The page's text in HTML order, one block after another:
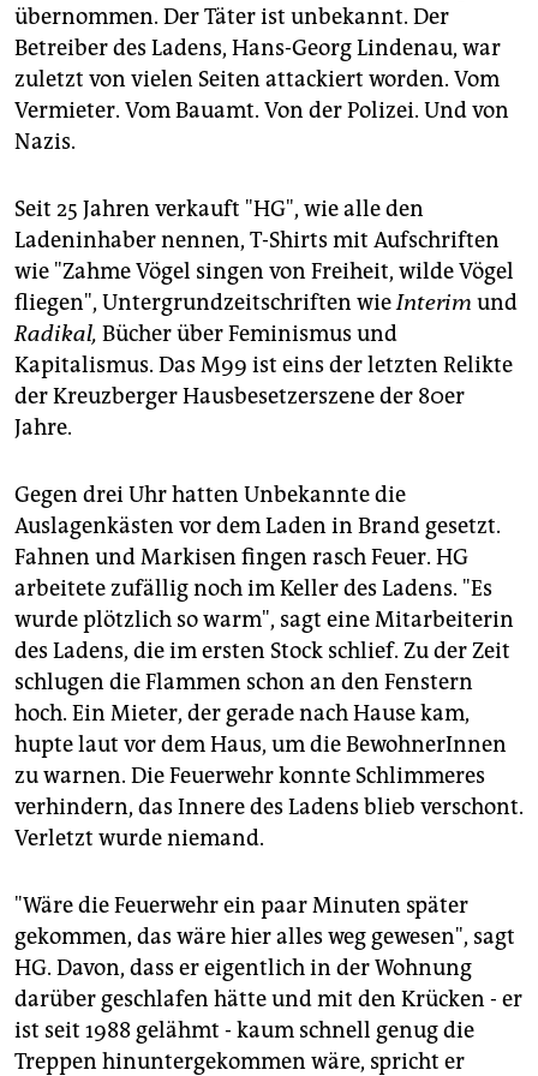
unterstützen
abo
genossenschaft
übernommen. Der Täter ist unbekannt. Der
Betreiber des Ladens, Hans-Georg Lindenau, war
zuletzt von vielen Seiten attackiert worden. Vom
Vermieter. Vom Bauamt. Von der Polizei. Und von
Nazis.
Seit 25 Jahren verkauft "HG", wie alle den
Ladeninhaber nennen, T-Shirts mit Aufschriften
wie "Zahme Vögel singen von Freiheit, wilde Vögel
fliegen", Untergrundzeitschriften wieInterim und
Radikal, Bücher über Feminismus und
Kapitalismus. Das M99 ist eins der letzten Relikte
der Kreuzberger Hausbesetzerszene der 80er
Jahre.
Gegen drei Uhr hatten Unbekannte die
Auslagenkästen vor dem Laden in Brand gesetzt.
Fahnen und Markisen fingen rasch Feuer. HG
arbeitete zufällig noch im Keller des Ladens. "Es
wurde plötzlich so warm", sagt eine Mitarbeiterin
des Ladens, die im ersten Stock schlief. Zu der Zeit
schlugen die Flammen schon an den Fenstern
hoch. Ein Mieter, der gerade nach Hause kam,
hupte laut vor dem Haus, um die BewohnerInnen
zu warnen. Die Feuerwehr konnte Schlimmeres
verhindern, das Innere des Ladens blieb verschont.
Verletzt wurde niemand.
"Wäre die Feuerwehr ein paar Minuten später
gekommen, das wäre hier alles weg gewesen", sagt
HG. Davon, dass er eigentlich in der Wohnung
darüber geschlafen hätte und mit den Krücken - er
ist seit 1988 gelähmt - kaum schnell genug die
Treppen hinuntergekommen wäre, spricht er